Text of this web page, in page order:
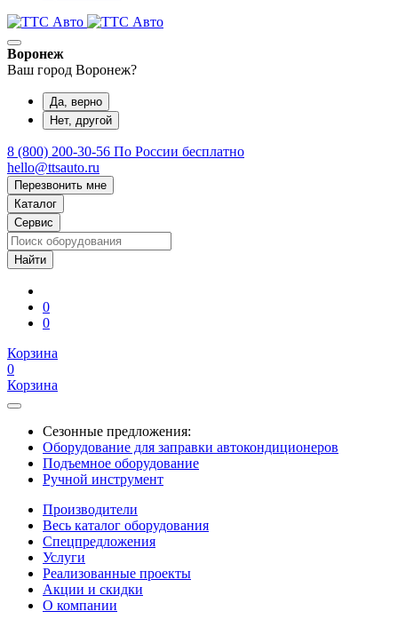
Воронеж
Ваш город Воронеж?
Да, верно
Нет, другой
8 (800) 200-30-56 По России бесплатно
hello@ttsauto.ru
Перезвонить мне
Каталог
Сервис
0
0
Корзина
0
Корзина
Сезонные предложения:
Оборудование для заправки автокондиционеров
Подъемное оборудование
Ручной инструмент
Производители
Весь каталог оборудования
Спецпредложения
Услуги
Реализованные проекты
Акции и скидки
О компании